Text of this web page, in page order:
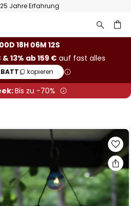
Jahre Erfahrung
00D 18H 06M 11S
& 13% ab 159 €auf fast alles
kopieren
Bis zu -70%